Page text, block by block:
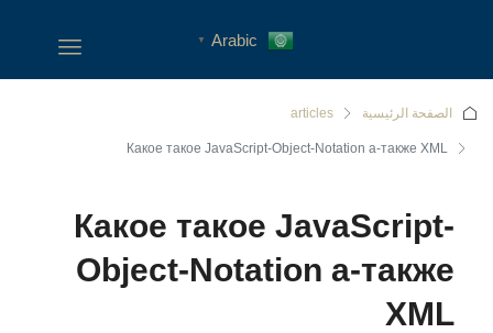
Arabic
▼
الصفحة الرئيسية articles
Какое такое JavaScript-Object-Notation а-также XML
Какое такое JavaScript-
Object-Notation а-также
XML